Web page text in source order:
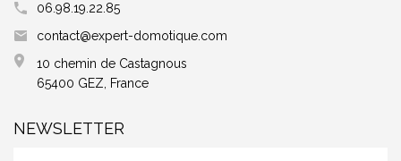
06.98.19.22.85
contact@expert-domotique.com
10 chemin de Castagnous
65400 GEZ, France
NEWSLETTER